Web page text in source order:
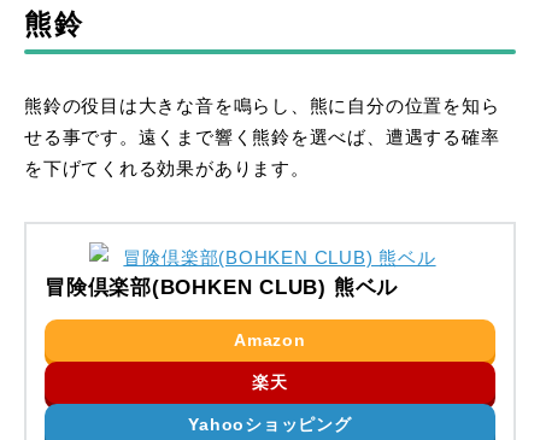
熊鈴
熊鈴の役目は大きな音を鳴らし、熊に自分の位置を知ら
せる事です。遠くまで響く熊鈴を選べば、遭遇する確率
を下げてくれる効果があります。
冒険倶楽部(BOHKEN CLUB) 熊ベル
Amazon
楽天
Yahooショッピング